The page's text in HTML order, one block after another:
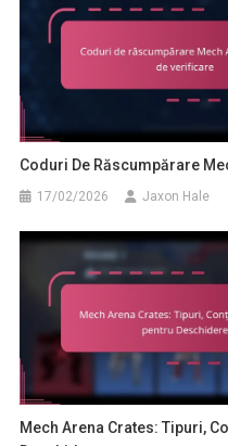
Coduri De Răscumpărare
17/02/2026 Jaxon Hale
Mech Arena Crates: Tipuri,